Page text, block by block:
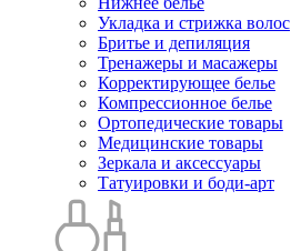
Укладка и стрижка волос
Бритье и депиляция
Тренажеры и масажеры
Корректирующее белье
Компрессионное белье
Ортопедические товары
Медицинские товары
Зеркала и аксессуары
Татуировки и боди-арт